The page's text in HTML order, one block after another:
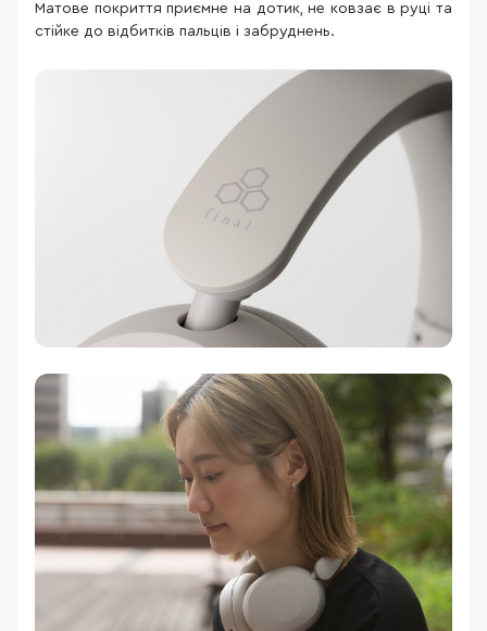
Матове покриття приємне на дотик, не ковзає в руці та
стійке до відбитків пальців і забруднень.